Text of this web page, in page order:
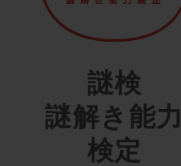
謎検
謎解き能
検定